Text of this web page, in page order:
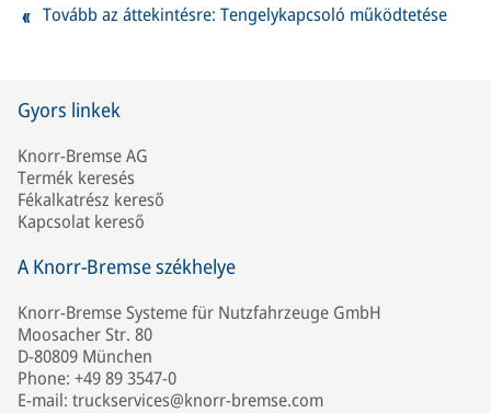
Tovább az áttekintésre: Tengelykapcsoló működtetése
Gyors linkek
Knorr-Bremse AG
Termék keresés
Fékalkatrész kereső
Kapcsolat kereső
A Knorr-Bremse székhelye
Knorr-Bremse Systeme für Nutzfahrzeuge GmbH
Moosacher Str. 80
D-80809 München
Phone: +49 89 3547-0
E-mail: truckservices@knorr-bremse.com